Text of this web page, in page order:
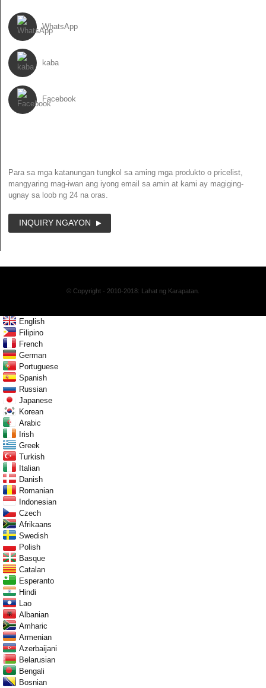
WhatsApp
kaba
Facebook
Para sa mga katanungan tungkol sa aming mga produkto o pricelist,
mangyaring mag-iwan ang iyong email sa amin at kami ay magiging-
ugnay sa loob ng 24 na oras.
INQUIRY NGAYON
© Copyright - 2010-2018: Lahat ng Karapatan.
English
Filipino
French
German
Portuguese
Spanish
Russian
Japanese
Korean
Arabic
Irish
Greek
Turkish
Italian
Danish
Romanian
Indonesian
Czech
Afrikaans
Swedish
Polish
Basque
Catalan
Esperanto
Hindi
Lao
Albanian
Amharic
Armenian
Azerbaijani
Belarusian
Bengali
Bosnian